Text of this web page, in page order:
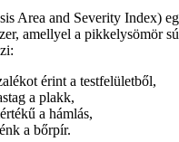
Area and Severity Index)
amellyel a pikkelysömör
érint a testfelületből,
a plakk,
a hámlás,
a bőrpír.